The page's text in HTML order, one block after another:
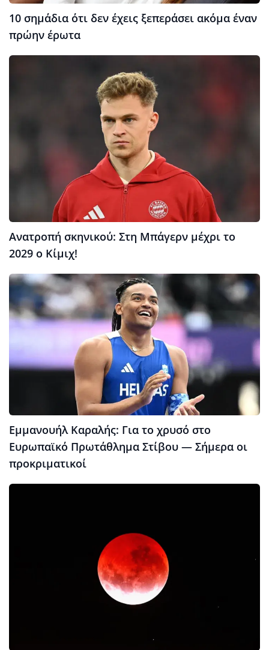
10 σημάδια ότι δεν έχεις ξεπεράσει ακόμα έναν
πρώην έρωτα
Ανατροπή σκηνικού: Στη Μπάγερν μέχρι το
2029 ο Κίμιχ!
Εμμανουήλ Καραλής: Για το χρυσό στο
Ευρωπαϊκό Πρωτάθλημα Στίβου — Σήμερα οι
προκριματικοί